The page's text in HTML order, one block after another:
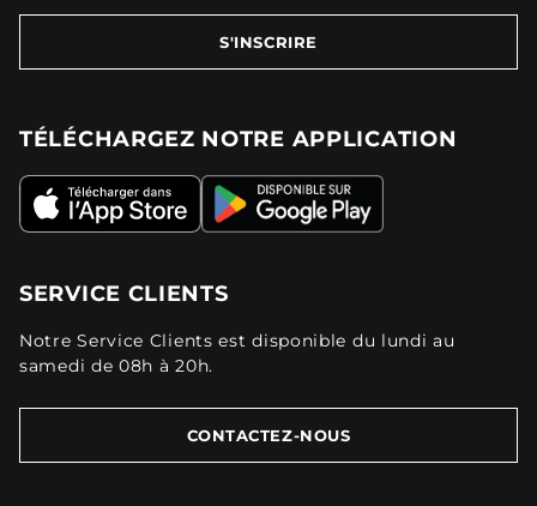
S'INSCRIRE
TÉLÉCHARGEZ NOTRE APPLICATION
SERVICE CLIENTS
Notre Service Clients est disponible du lundi au
samedi de 08h à 20h.
CONTACTEZ-NOUS